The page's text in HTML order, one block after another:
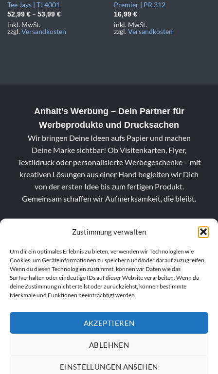
Zustimmung verwalten
Um dir ein optimales Erlebnis zu bieten, verwenden wir Technologien wie
Cookies, um Geräteinformationen zu speichern und/oder darauf zuzugreifen.
Wenn du diesen Technologien zustimmst, können wir Daten wie das
Surfverhalten oder eindeutige IDs auf dieser Website verarbeiten. Wenn du
deine Zustimmung nicht erteilst oder zurückziehst, können bestimmte
Merkmale und Funktionen beeinträchtigt werden.
AKZEPTIEREN
ABLEHNEN
EINSTELLUNGEN ANSEHEN
Tee Jays | TJ 4001
52,99 €– 53,99 €
inkl. MwSt.
zzgl.Versandkosten
Premier | PR 312
16,99 €
inkl. MwSt.
zzgl.Versandkosten
Anhalt’s Werbung – Dein Partner für
Werbeprodukte und Drucksachen
Wir bringen Deine Ideen aufs Papier und machen
Deine Marke sichtbar! Ob Visitenkarten, Flyer,
Textildruck oder personalisierte Werbegeschenke – mit
kreativen Lösungen aus einer Hand begleiten wir Dich
von der ersten Idee bis zum fertigen Produkt.
Gemeinsam schaffen wir Aufmerksamkeit, die bleibt.